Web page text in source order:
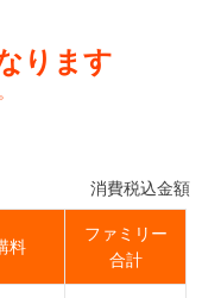
ります
消費税込金額
料
ファミリー
合計